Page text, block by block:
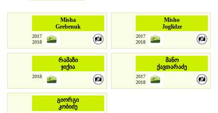
Misha
Grebenuk
2017
2018
Misho
Joglidze
2017
2018
რამაზი
ჯიქია
2018
მანო
ქავთარაძე
2017
2018
გიორგი
კობიძე